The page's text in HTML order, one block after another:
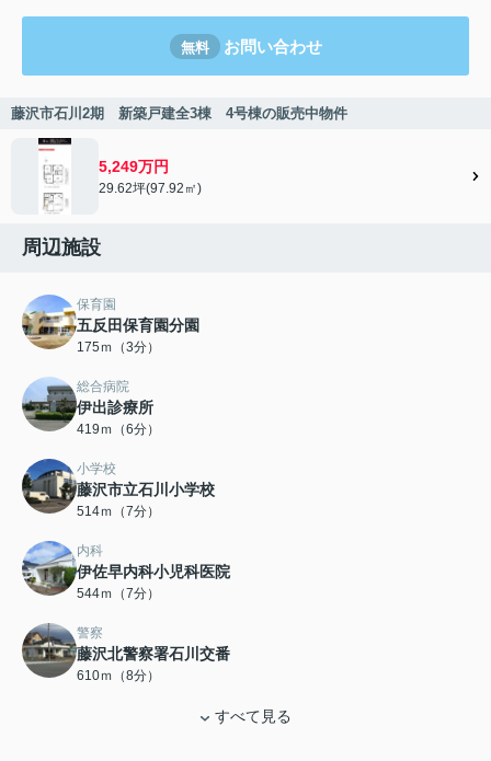
無料 お問い合わせ
藤沢市石川2期 新築戸建全3棟 4号棟の販売中物件
5,249万円
29.62坪(97.92㎡)
周辺施設
保育園
五反田保育園分園
175ｍ（3分）
総合病院
伊出診療所
419ｍ（6分）
小学校
藤沢市立石川小学校
514ｍ（7分）
内科
伊佐早内科小児科医院
544ｍ（7分）
警察
藤沢北警察署石川交番
610ｍ（8分）
すべて見る